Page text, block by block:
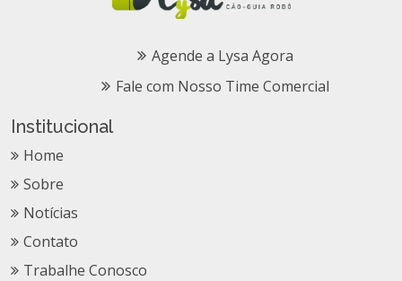
Agende a Lysa Agora
Fale com Nosso Time Comercial
Institucional
Home
Sobre
Notícias
Contato
Trabalhe Conosco